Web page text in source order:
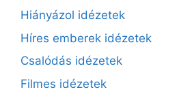
Hiányázol idézetek
Híres emberek idézetek
Csalódás idézetek
Filmes idézetek